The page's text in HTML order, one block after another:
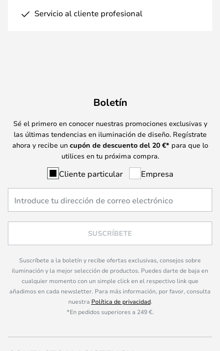
Servicio al cliente profesional
Boletín
Sé el primero en conocer nuestras promociones exclusivas y
las últimas tendencias en iluminación de diseño. Regístrate
ahora y recibe un cupón de descuento del 20 €* para que lo
utilices en tu próxima compra.
Cliente particular Empresa
SUSCRÍBETE
Suscríbete a la boletín y recibe ofertas exclusivas, consejos sobre
iluminación y la mejor selección de productos. Puedes darte de baja en
cualquier momento con un simple click en el respectivo link que
añadimos en cada newsletter. Para más información, por favor, consulta
nuestra Política de privacidad.
*En pedidos superiores a 249 €.